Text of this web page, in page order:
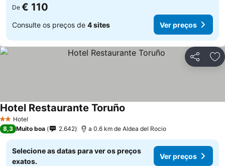
De € 110
Consulte os preços de 4 sites Ver preços
Partilhar
2 Estrelas
Hotel
Hotel Restaurante Toruño
8,3 Muito boa 2.642 a 0.6 km de Aldea del Rocio
Selecione as datas para ver os preços
exatos.
Ver preços